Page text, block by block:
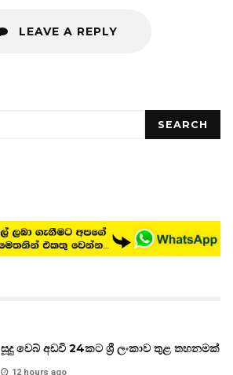
LEAVE A REPLY
SEARCH
සූදු වෙබ් අඩවි 24කට ශ්‍රී ලංකාව තුළ තහනමක්
12 hours ago